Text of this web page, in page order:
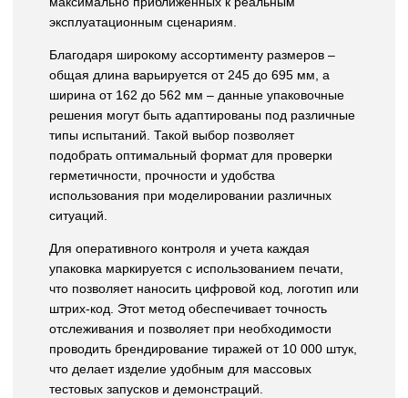
эксплуатационным сценариям.
Благодаря широкому ассортименту размеров –
общая длина варьируется от 245 до 695 мм, а
ширина от 162 до 562 мм – данные упаковочные
решения могут быть адаптированы под различные
типы испытаний. Такой выбор позволяет
подобрать оптимальный формат для проверки
герметичности, прочности и удобства
использования при моделировании различных
ситуаций.
Для оперативного контроля и учета каждая
упаковка маркируется с использованием печати,
что позволяет наносить цифровой код, логотип или
штрих-код. Этот метод обеспечивает точность
отслеживания и позволяет при необходимости
проводить брендирование тиражей от 10 000 штук,
что делает изделие удобным для массовых
тестовых запусков и демонстраций.